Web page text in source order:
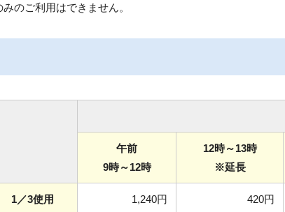
のご利用はできません。
午前
9時～12時
12時～13時
※延長
1／3使用 1,240円 420円